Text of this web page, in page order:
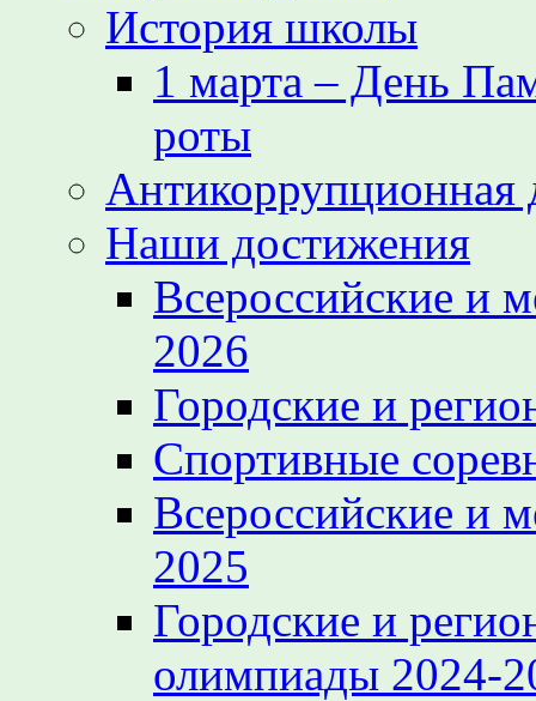
История школы
1 марта – День
роты
Антикоррупционная
Наши достижения
Всероссийские и
2026
Городские и
Спортивные
Всероссийские и
2025
Городские и
олимпиады 2024-